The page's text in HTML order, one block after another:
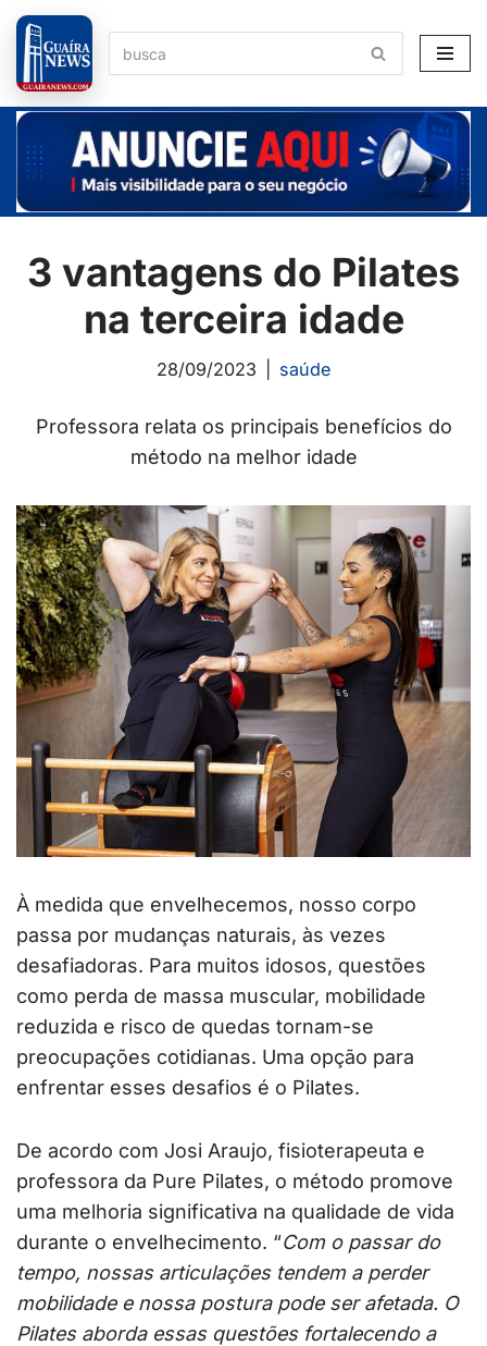
Pular
para
o
conteúdo
3 vantagens do Pilates
na terceira idade
28/09/2023 saúde
Professora relata os principais benefícios do
método na melhor idade
À medida que envelhecemos, nosso corpo
passa por mudanças naturais, às vezes
desafiadoras. Para muitos idosos, questões
como perda de massa muscular, mobilidade
reduzida e risco de quedas tornam-se
preocupações cotidianas. Uma opção para
enfrentar esses desafios é o Pilates.
De acordo com Josi Araujo, fisioterapeuta e
professora da Pure Pilates, o método promove
uma melhoria significativa na qualidade de vida
durante o envelhecimento. “Com o passar do
tempo, nossas articulações tendem a perder
mobilidade e nossa postura pode ser afetada. O
Pilates aborda essas questões fortalecendo a